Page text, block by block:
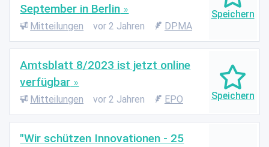
September in Berlin
Mitteilungen vor 2 Jahren DPMA
Amtsblatt 8/2023 ist jetzt online
verfügbar
Mitteilungen vor 2 Jahren EPO
"Wir schützen Innovationen - 25